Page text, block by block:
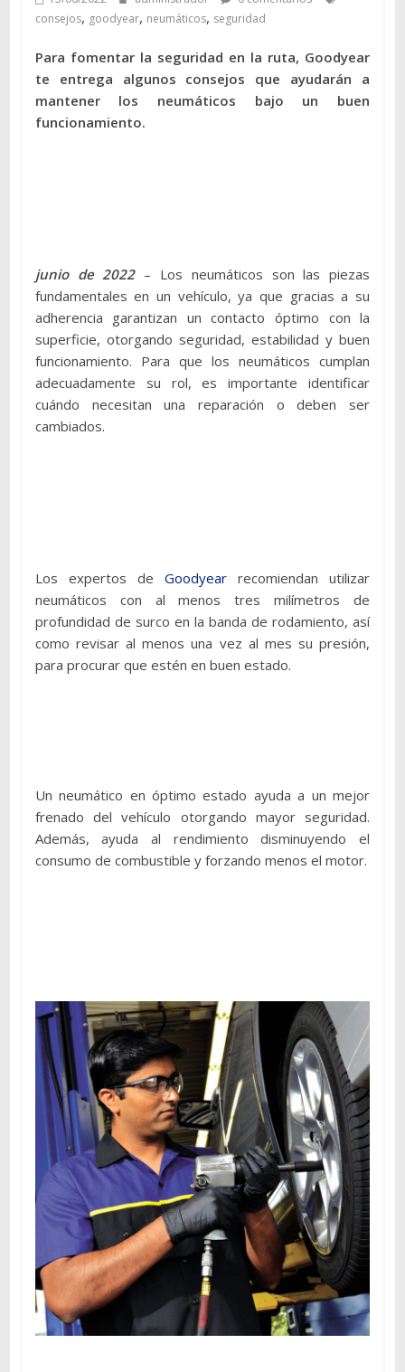
consejos, goodyear, neumáticos, seguridad
Para fomentar la seguridad en la ruta, Goodyear
te entrega algunos consejos que ayudarán a
mantener los neumáticos bajo un buen
funcionamiento.
junio de 2022– Los neumáticos son las piezas
fundamentales en un vehículo, ya que gracias a su
adherencia garantizan un contacto óptimo con la
superficie, otorgando seguridad, estabilidad y buen
funcionamiento. Para que los neumáticos cumplan
adecuadamente su rol, es importante identificar
cuándo necesitan una reparación o deben ser
cambiados.
Los expertos deGoodyear recomiendan utilizar
neumáticos con al menos tres milímetros de
profundidad de surco en la banda de rodamiento, así
como revisar al menos una vez al mes su presión,
para procurar que estén en buen estado.
Un neumático en óptimo estado ayuda a un mejor
frenado del vehículo otorgando mayor seguridad.
Además, ayuda al rendimiento disminuyendo el
consumo de combustible y forzando menos el motor.